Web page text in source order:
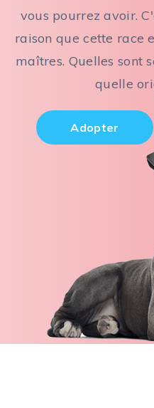
vous pourrez avoir.
raison que cette race
maîtres. Quelles sont
quelle
Adopter